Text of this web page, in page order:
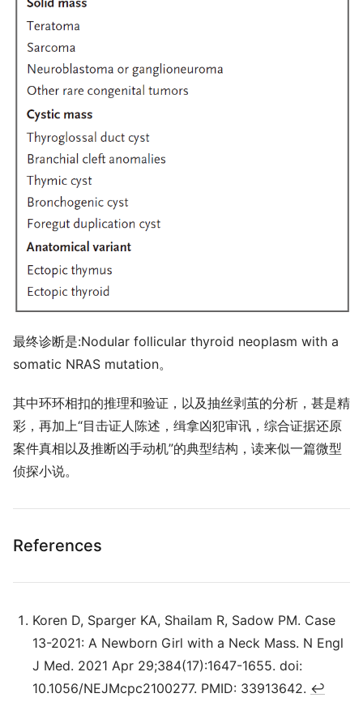
最终诊断是:Nodular follicular thyroid neoplasm with a
somatic NRAS mutation。
其中环环相扣的推理和验证，以及抽丝剥茧的分析，甚是精
彩，再加上“目击证人陈述，缉拿凶犯审讯，综合证据还原
案件真相以及推断凶手动机”的典型结构，读来似一篇微型
侦探小说。
References
Koren D, Sparger KA, Shailam R, Sadow PM. Case
13-2021: A Newborn Girl with a Neck Mass. N Engl
J Med. 2021 Apr 29;384(17):1647-1655. doi:
10.1056/NEJMcpc2100277. PMID: 33913642. ↩